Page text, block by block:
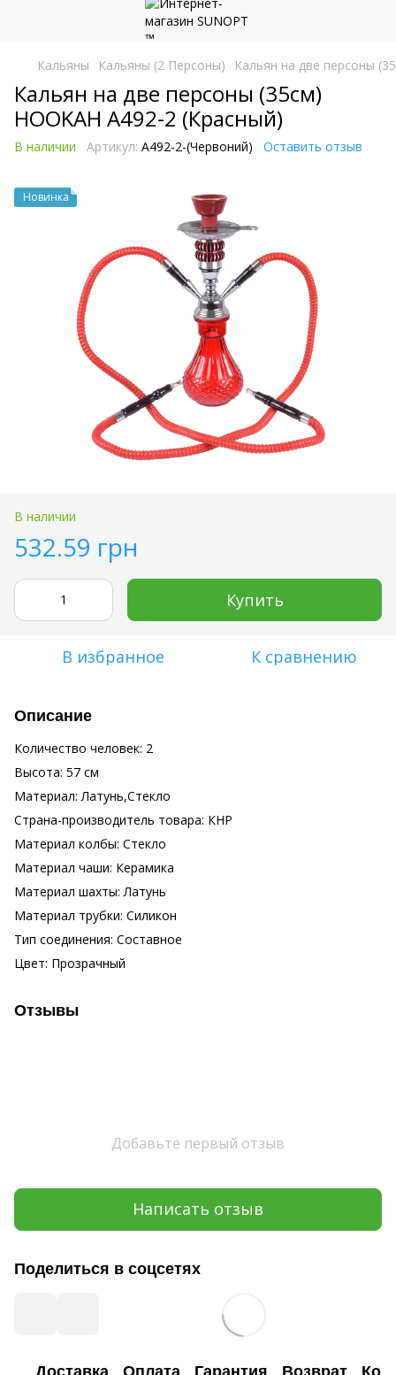
Кальяны Кальяны (2 Персоны) Кальян на две персоны
Кальян на две персоны (35см)
HOOKAH A492-2 (Красный)
В наличии Артикул: A492-2-(Червоний) Оставить отзыв
Новинка
В наличии
532.59 грн
Купить
В избранное К сравнению
Описание
Количество человек: 2
Высота: 57 см
Материал: Латунь,Стекло
Страна-производитель товара: КНР
Материал колбы: Стекло
Материал чаши: Керамика
Материал шахты: Латунь
Материал трубки: Силикон
Тип соединения: Составное
Цвет: Прозрачный
Отзывы
Добавьте первый отзыв
Написать отзыв
Поделиться в соцсетях